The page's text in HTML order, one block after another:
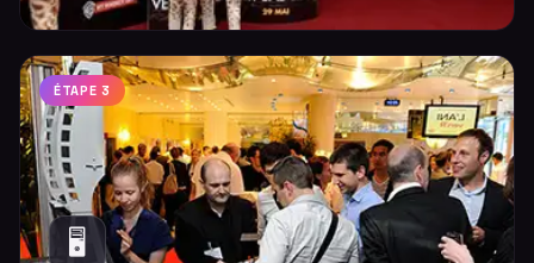
ÉTAPE 3
🖥️